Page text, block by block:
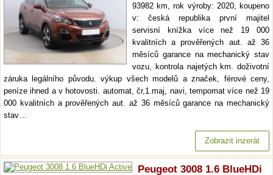
93982 km, rok výroby: 2020, koupeno
v: česká republika první majitel
servisní knížka více než 19 000
kvalitních a prověřených aut. až 36
měsíců garance na mechanický stav
vozu, kontrola najetých km. doživotní
záruka legálního původu. výkup všech modelů a značek, férové ceny,
peníze ihned a v hotovosti. automat, čr,1.maj, navi, tempomat více než 19
000 kvalitních a prověřených aut. až 36 měsíců garance na mechanický
stav…
Zobrazit inzerát
Peugeot 3008 1.6 BlueHDi